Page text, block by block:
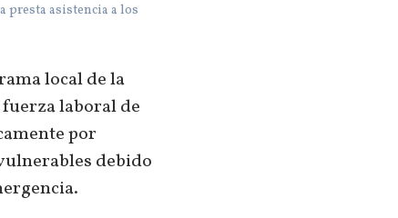
asistencia a los
local de la
laboral de
por
debido